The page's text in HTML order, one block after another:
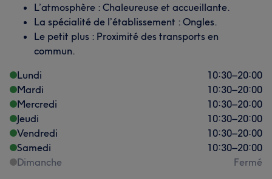
L’atmosphère : Chaleureuse et accueillante.
La spécialité de l’établissement : Ongles.
Le petit plus : Proximité des transports en
commun.
Lundi
10:30–20:00
Mardi
10:30–20:00
Mercredi
10:30–20:00
Jeudi
10:30–20:00
Vendredi
10:30–20:00
Samedi
10:30–20:00
Dimanche
Fermé